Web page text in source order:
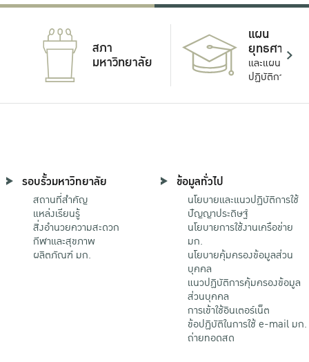
สภา
มหาวิทยาลัย
แผน
ยุทธศาสตร์
และแผน
ปฏิบัติการ
รอบรั้วมหาวิทยาลัย
สถานที่สำคัญ
แหล่งเรียนรู้
สิ่งอำนวยความสะดวก
กีฬาและสุขภาพ
ผลิตภัณฑ์ มก.
ข้อมูลทั่วไป
นโยบายและแนวปฏิบัติการใช้
ปัญญาประดิษฐ์
นโยบายการใช้งานเครือข่าย
มก.
นโยบายคุ้มครองข้อมูลส่วน
บุคคล
แนวปฏิบัติการคุ้มครองข้อมูล
ส่วนบุคคล
การเข้าใช้อินเตอร์เน็ต
ข้อปฏิบัติในการใช้ e-mail มก.
ถ่ายทอดสด